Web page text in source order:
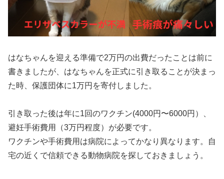
はなちゃんを迎える準備で2万円の出費だったことは前に
書きましたが、はなちゃんを正式に引き取ることが決まっ
た時、保護団体に1万円を寄付しました。
引き取った後は年に1回のワクチン(4000円〜6000円）、
避妊手術費用（3万円程度）が必要です。
ワクチンや手術費用は病院によってかなり異なります。自
宅の近くで信頼できる動物病院を探しておきましょう。